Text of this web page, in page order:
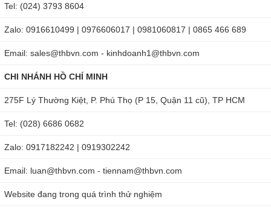
Tel: (024) 3793 8604
Zalo: 0916610499 | 0976606017 | 0981060817 | 0865 466 689
Email: sales@thbvn.com - kinhdoanh1@thbvn.com
CHI NHÁNH HỒ CHÍ MINH
275F Lý Thường Kiệt, P. Phú Thọ (P 15, Quận 11 cũ), TP HCM
Tel: (028) 6686 0682
Zalo: 0917182242 | 0919302242
Email: luan@thbvn.com - tiennam@thbvn.com
Website đang trong quá trình thử nghiệm